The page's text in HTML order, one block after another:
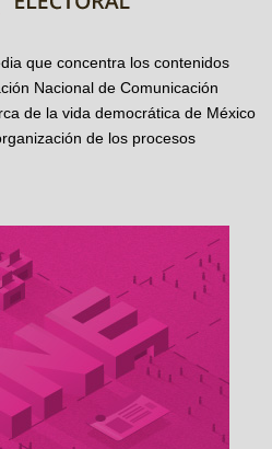
que concentra los contenidos
Nacional de Comunicación
de la vida democrática de México
de los procesos